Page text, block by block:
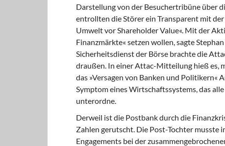
Darstellung von der Besuchertribüne über
entrollten die Störer ein Transparent mit
Umwelt vor Shareholder Value«. Mit der
Finanzmärkte« setzen wollen, sagte
Sicherheitsdienst der Börse brachte die
draußen. In einer Attac-Mitteilung hieß es,
das »Versagen von Banken und Politikern«
Symptom eines Wirtschaftssystems, das
unterordne.
Derweil ist die Postbank durch die
Zahlen gerutscht. Die Post-Tochter
Engagements bei der